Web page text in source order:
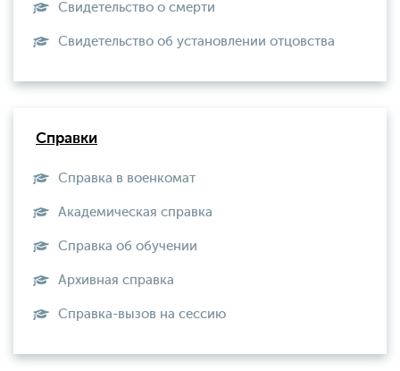
Свидетельство о смерти
Свидетельство об установлении отцовства
Справки
Справка в военкомат
Академическая справка
Справка об обучении
Архивная справка
Справка-вызов на сессию